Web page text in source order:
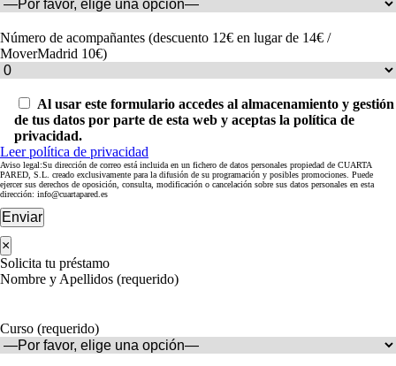
Número de acompañantes (descuento 12€ en lugar de 14€ /
MoverMadrid 10€)
Al usar este formulario accedes al almacenamiento y gestión
de tus datos por parte de esta web y aceptas la política de
privacidad.
Leer política de privacidad
Aviso legal:Su dirección de correo está incluida en un fichero de datos personales propiedad de CUARTA
PARED, S.L. creado exclusivamente para la difusión de su programación y posibles promociones. Puede
ejercer sus derechos de oposición, consulta, modificación o cancelación sobre sus datos personales en esta
dirección: info@cuartapared.es
Enviar
×
Solicita tu préstamo
Nombre y Apellidos (requerido)
Curso (requerido)